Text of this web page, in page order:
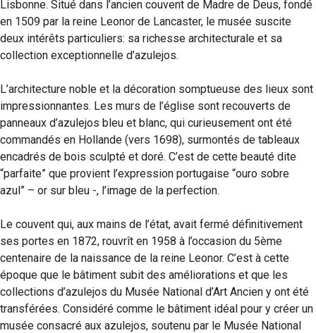
Lisbonne. Situé dans l’ancien couvent de Madre de Deus, fondé
en 1509 par la reine Leonor de Lancaster, le musée suscite
deux intérêts particuliers: sa richesse architecturale et sa
collection exceptionnelle d’azulejos.
L’architecture noble et la décoration somptueuse des lieux sont
impressionnantes. Les murs de l’église sont recouverts de
panneaux d’azulejos bleu et blanc, qui curieusement ont été
commandés en Hollande (vers 1698), surmontés de tableaux
encadrés de bois sculpté et doré. C’est de cette beauté dite
“parfaite” que provient l’expression portugaise “ouro sobre
azul” – or sur bleu -, l’image de la perfection.
Le couvent qui, aux mains de l’état, avait fermé définitivement
ses portes en 1872, rouvrît en 1958 à l’occasion du 5ème
centenaire de la naissance de la reine Leonor. C’est à cette
époque que le bâtiment subit des améliorations et que les
collections d’azulejos du Musée National d’Art Ancien y ont été
transférées. Considéré comme le bâtiment idéal pour y créer un
musée consacré aux azulejos, soutenu par le Musée National